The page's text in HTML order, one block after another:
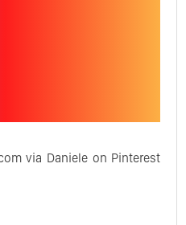
via Daniele on Pinterest